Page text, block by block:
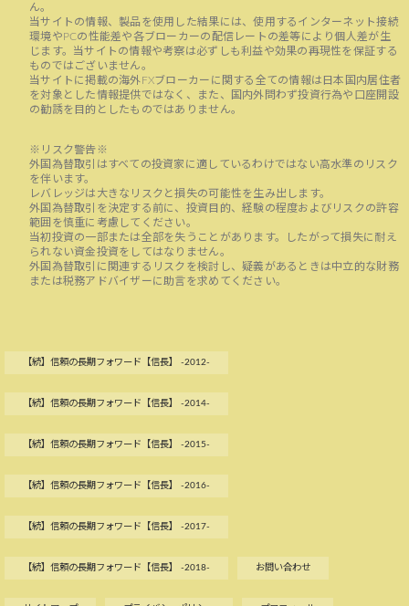
ん。
当サイトの情報、製品を使用した結果には、使用するインターネット接続
環境やPCの性能差や各ブローカーの配信レートの差等により個人差が生
じます。当サイトの情報や考察は必ずしも利益や効果の再現性を保証する
ものではございません。
当サイトに掲載の海外FXブローカーに関する全ての情報は日本国内居住者
を対象とした情報提供ではなく、また、国内外問わず投資行為や口座開設
の勧誘を目的としたものではありません。
※リスク警告※
外国為替取引はすべての投資家に適しているわけではない高水準のリスク
を伴います。
レバレッジは大きなリスクと損失の可能性を生み出します。
外国為替取引を決定する前に、投資目的、経験の程度およびリスクの許容
範囲を慎重に考慮してください。
当初投資の一部または全部を失うことがあります。したがって損失に耐え
られない資金投資をしてはなりません。
外国為替取引に関連するリスクを検討し、疑義があるときは中立的な財務
または税務アドバイザーに助言を求めてください。
【続】信頼の長期フォワード【信長】 -2012-
【続】信頼の長期フォワード【信長】 -2014-
【続】信頼の長期フォワード【信長】 -2015-
【続】信頼の長期フォワード【信長】 -2016-
【続】信頼の長期フォワード【信長】 -2017-
【続】信頼の長期フォワード【信長】 -2018- お問い合わせ